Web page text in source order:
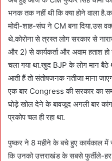
भनक तक नहीं थी कि क्या होने वाला
मोदी-शाह-संघ ने CM बना दिया.उस
थे.कोरोना से त्रस्त लोग सरकार से
और 2) से कार्यकर्ता और अवाम हताश
चला गया था.खुद BJP के लोग मान
आती हैं तो संतोषजनक नतीजा माना
एक बार Congress की सरकार का
घोड़े खोल देने के बावजूद अगली बार
प्रकोप चल ही रहा था.
पुष्कर ने 8 महीने के बचे हुए कार्यकाल में
कि उनको उत्तराखंड के सबसे फुर्तीले-